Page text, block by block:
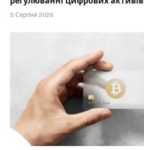
5 Серпня 2026